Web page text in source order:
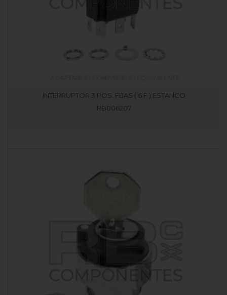
INTERRUPTOR 3 POS. FIJAS ( 6 F ) ESTANCO
RB006207